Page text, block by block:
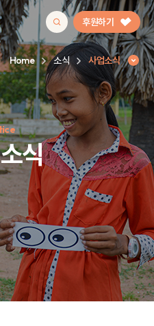
후원하기
페인#팬덤후원
Home 소식 사업소식
식